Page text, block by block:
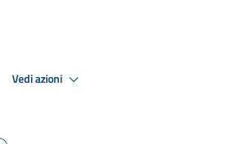
Vedi azioni